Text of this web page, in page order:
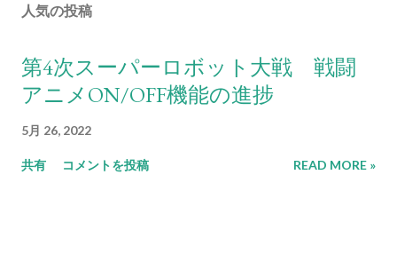
人気の投稿
第4次スーパーロボット大戦 戦闘
アニメON/OFF機能の進捗
5月 26, 2022
共有 コメントを投稿 READ MORE »